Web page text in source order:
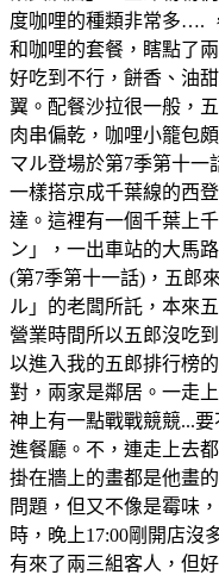
度咖哩的種類非常多….
和咖哩的套餐，瞎點了
好吃到不行，餅香、油
翼。配餐沙拉很一般，
肉串偏乾，咖哩小籠包頗
マル登場於第7季第十一
一樣搭京成千葉線的西
達。這裡有一個千葉上
ン」，一出車站的大馬
(第7季第十一話)，五郎
ル」的老闆所託，本來
營業時間所以五郎沒吃
以進入我的五郎排行榜的
對，兩家是鄰居。一走
神上有一點戰戰競競...
進餐廳。不，連走上去
掛在牆上的畫都是他畫
問題，但又不像是霉味
時，晚上17:00剛開店沒
有來了兩三組客人，但